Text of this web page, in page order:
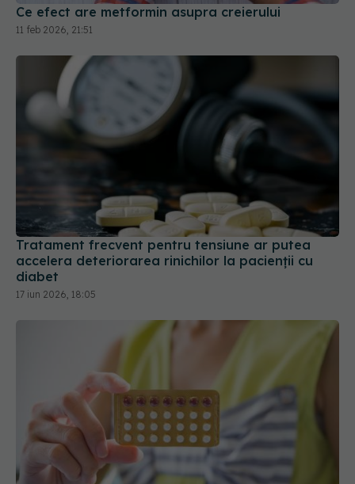
Tratament frecvent pentru tensiune ar putea
accelera deteriorarea rinichilor la pacienții cu
diabet
17 iun 2026, 18:05
Ce trebuie să știi despre contraceptivele
hormonale